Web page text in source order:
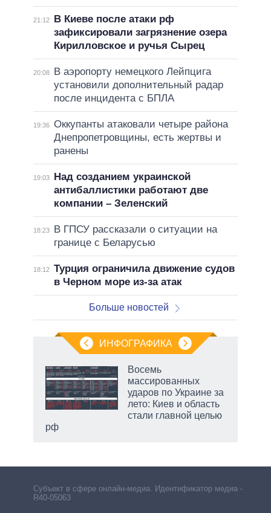
21:12
В Киеве после атаки рф
зафиксировали загрязнение озера
Кирилловское и ручья Сырец
20:08
В аэропорту немецкого Лейпцига
установили дополнительный радар
после инцидента с БПЛА
19:36 Оккупанты атаковали четыре района
Днепропетровщины, есть жертвы и
ранены
19:03
Над созданием украинской
антибаллистики работают две
компании – Зеленский
18:23
В ГПСУ рассказали о ситуации на
границе с Беларусью
18:12 Турция ограничила движение судов
в Черном море из-за атак
Больше новостей
ИНФОГРАФИКА
Восемь
массированных
ударов по Украине за
лето: Киев и область
стали главной целью
рф
Субъект в сфере онлайн-медиа. Идентификатор медиа –
R40-05063